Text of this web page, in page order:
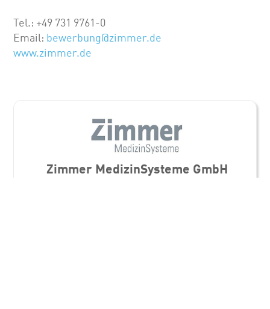
Tel.: +49 731 9761-0
Email: bewerbung@zimmer.de
www.zimmer.de
Zimmer MedizinSysteme GmbH